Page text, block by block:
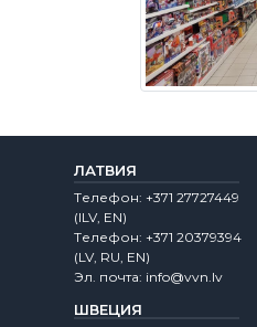
ЛАТВИЯ
Tелефон:+371 27727449
(lLV, EN)
Tелефон:+371 20379394
(LV, RU, EN)
Эл. почта: info@vvn.lv
ШВЕЦИЯ